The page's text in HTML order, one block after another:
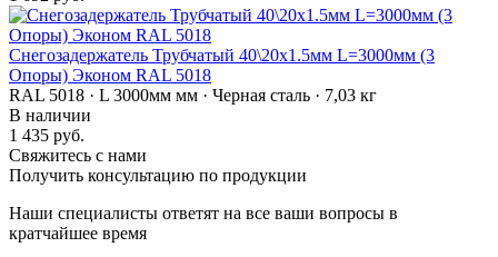
Снегозадержатель Трубчатый 40\20х1.5мм L=3000мм (3
Опоры) Эконом RAL 5018
RAL 5018 · L 3000мм мм · Черная сталь · 7,03 кг
В наличии
1 435 руб.
Свяжитесь с нами
Получить консультацию по продукции
Наши специалисты ответят на все ваши вопросы в
кратчайшее время